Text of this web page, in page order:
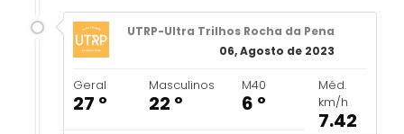
UTRP-Ultra Trilhos Rocha da Pena
06, Agosto de 2023
Geral
27 º
Masculinos
22 º
M40
6 º
Méd.
km/h
7.42